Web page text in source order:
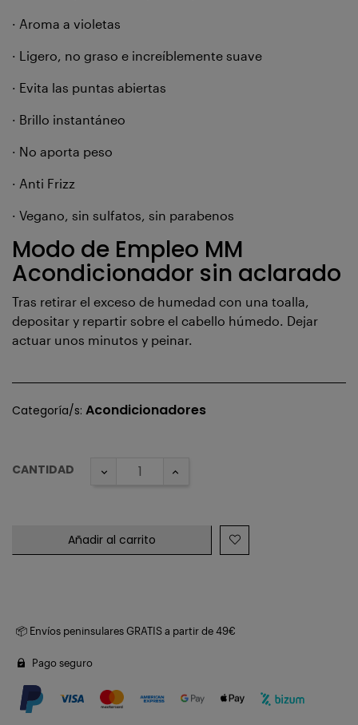
· Aroma a violetas
· Ligero, no graso e increíblemente suave
· Evita las puntas abiertas
· Brillo instantáneo
· No aporta peso
· Anti Frizz
· Vegano, sin sulfatos, sin parabenos
Modo de Empleo MM
Acondicionador sin aclarado
Tras retirar el exceso de humedad con una toalla,
depositar y repartir sobre el cabello húmedo. Dejar
actuar unos minutos y peinar.
Categoría/s: Acondicionadores
CANTIDAD
Añadir al carrito
📦 Envíos peninsulares GRATIS a partir de 49€
Pago seguro